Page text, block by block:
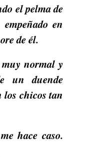
el pelma de
en
de él.
normal y
un duende
chicos tan
hace caso.